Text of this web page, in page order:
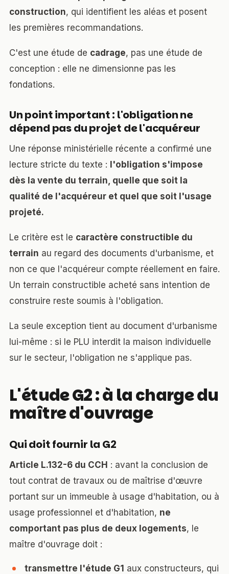
construction, qui identifient les aléas et posent
les premières recommandations.
C'est une étude de cadrage, pas une étude de
conception : elle ne dimensionne pas les
fondations.
Un point important : l'obligation ne
dépend pas du projet de l'acquéreur
Une réponse ministérielle récente a confirmé une
lecture stricte du texte :
l'obligation s'impose
dès la vente du terrain, quelle que soit la
qualité de l'acquéreur et quel que soit l'usage
projeté.
Le critère est le caractère constructible du
terrain au regard des documents d'urbanisme, et
non ce que l'acquéreur compte réellement en faire.
Un terrain constructible acheté sans intention de
construire reste soumis à l'obligation.
La seule exception tient au document d'urbanisme
lui-même : si le PLU interdit la maison individuelle
sur le secteur, l'obligation ne s'applique pas.
L'étude G2 : à la charge du
maître d'ouvrage
Qui doit fournir la G2
Article L.132-6 du CCH : avant la conclusion de
tout contrat de travaux ou de maîtrise d'œuvre
portant sur un immeuble à usage d'habitation, ou à
usage professionnel et d'habitation, ne
comportant pas plus de deux logements, le
maître d'ouvrage doit :
transmettre l'étude G1 aux constructeurs, qui